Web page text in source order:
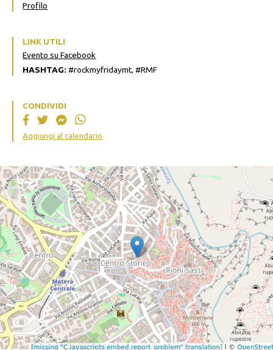
Profilo
LINK UTILI
Evento su Facebook
HASHTAG: #rockmyfridaymt, #RMF
CONDIVIDI
Aggiungi al calendario